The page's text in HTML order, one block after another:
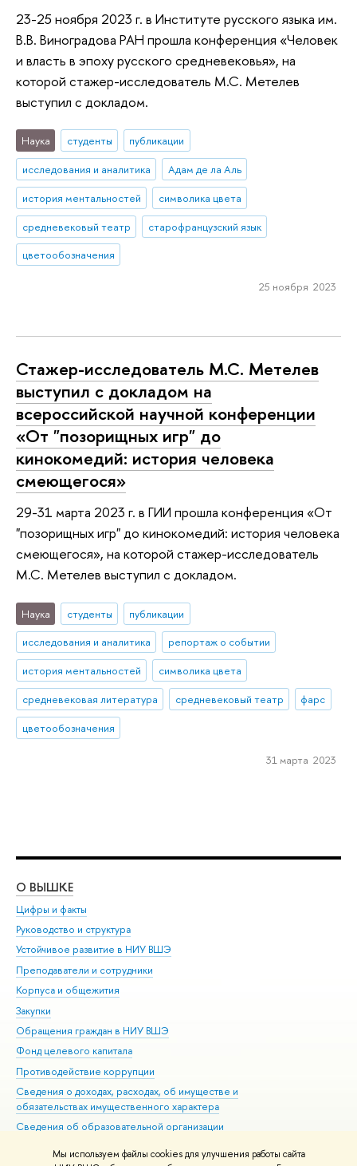
Мы используем файлы cookies для улучшения работы сайта
23-25 ноября 2023 г. в Институте русского языка им.
В.В. Виноградова РАН прошла конференция «Человек
и власть в эпоху русского средневековья», на
которой стажер-исследователь М.С. Метелев
выступил с докладом.
Наука студенты
публикации
исследования и аналитика
Адам де ла Аль
история ментальностей
символика цвета
средневековый театр
старофранцузский язык
цветообозначения
25 ноября 2023
Стажер-исследователь М.С. Метелев
выступил с докладом на
всероссийской научной конференции
«От "позорищных игр" до
кинокомедий: история человека
смеющегося»
29-31 марта 2023 г. в ГИИ прошла конференция «От
"позорищных игр" до кинокомедий: история человека
смеющегося», на которой стажер-исследователь
М.С. Метелев выступил с докладом.
Наука студенты
публикации
исследования и аналитика
репортаж о событии
история ментальностей
символика цвета
средневековая литература
средневековый театр
фарс
цветообозначения
31 марта 2023
О ВЫШКЕ
Цифры и факты
Руководство и структура
Устойчивое развитие в НИУ ВШЭ
Преподаватели и сотрудники
Корпуса и общежития
Закупки
Обращения граждан в НИУ ВШЭ
Фонд целевого капитала
Противодействие коррупции
Сведения о доходах, расходах, об имуществе и
обязательствах имущественного характера
Сведения об образовательной организации
Людям с ограниченными возможностями здоровья